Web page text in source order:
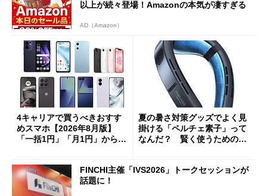
以上が続々登場！Amazonの本気が凄すぎる
AD（Amazon）
4キャリアで買うべきおすす
めスマホ【2026年8月版】
「一括1円」「月1円」からお
夏の暑さ対策グッズでよく見
掛ける「ペルチェ素子」って
なんだ？ 賢く使うための注
FINCHI主催「IVS2026」トークセッションが
話題に！